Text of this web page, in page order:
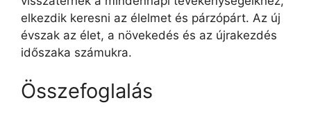
elkezdik keresni az élelmet és párzópárt. Az új
évszak az élet, a növekedés és az újrakezdés
időszaka számukra.
Összefoglalás